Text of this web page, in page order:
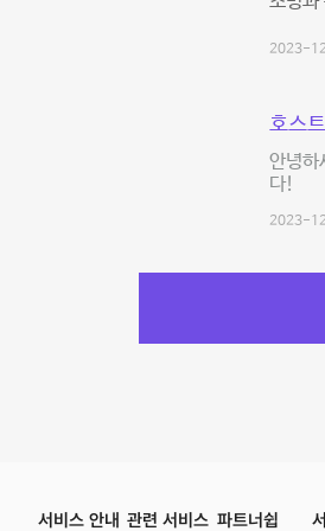
2023-
호스
안녕하
다!
2023-
서비스 안내 관련 서비스 파트너쉽